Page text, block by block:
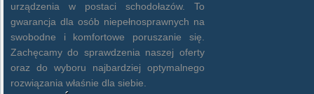
urządzenia w postaci schodołazów. To
gwarancja dla osób niepełnosprawnych na
swobodne i komfortowe poruszanie się.
Zachęcamy do sprawdzenia naszej oferty
oraz do wyboru najbardziej optymalnego
rozwiązania właśnie dla siebie.